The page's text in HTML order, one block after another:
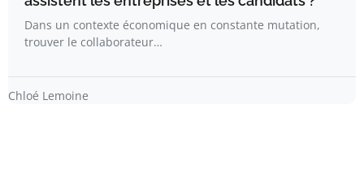
Dans un contexte économique en constante mutation,
trouver le collaborateur…
Chloé Lemoine